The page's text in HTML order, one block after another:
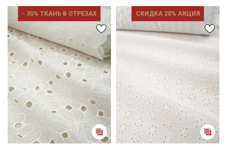
- 30% ТКАНЬ В ОТРЕЗАХ СКИДКА 20% АКЦИЯ
Секретная рассылка от Купава
Мы публикуем здесь дополнительные
промокоды и скидки до 30% на узкие
категории тканей